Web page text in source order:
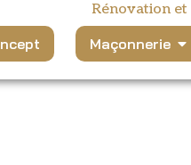
Rénovation et
Maçonnerie